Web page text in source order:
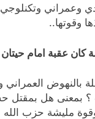
وعمراني وتكنلوجي
وقوتها..
كان عقبة امام
بالنهوض
؟ بمعنى هل بمقتل
حزب الله